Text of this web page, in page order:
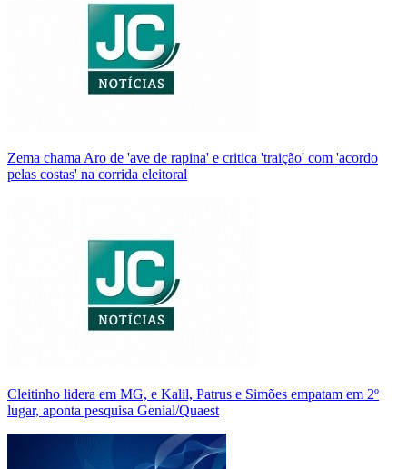
Zema chama Aro de 'ave de rapina' e critica 'traição' com 'acordo
pelas costas' na corrida eleitoral
Cleitinho lidera em MG, e Kalil, Patrus e Simões empatam em 2º
lugar, aponta pesquisa Genial/Quaest